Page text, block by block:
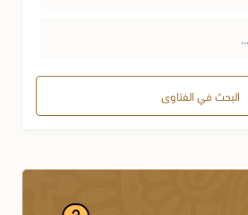
البحث في الفتاوى